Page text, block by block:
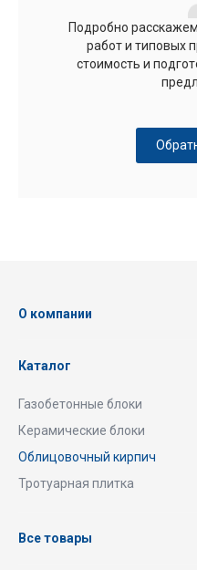
Подробно
работ и типовых
стоимость и
О компании
Каталог
Газобетонные блоки
Керамические блоки
Облицовочный кирпич
Тротуарная плитка
Все товары